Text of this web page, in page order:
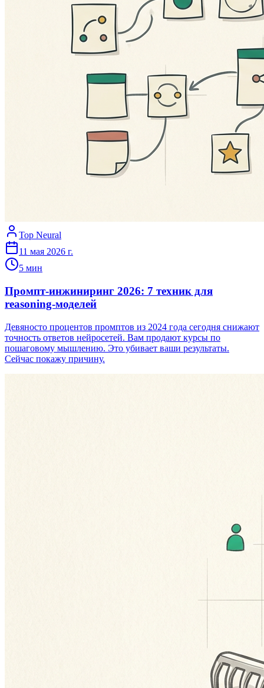
Top Neural
11 мая 2026 г.
5 мин
Промпт-инжиниринг 2026: 7 техник для
reasoning-моделей
Девяносто процентов промптов из 2024 года сегодня снижают
точность ответов нейросетей. Вам продают курсы по
пошаговому мышлению. Это убивает ваши результаты.
Сейчас покажу причину.